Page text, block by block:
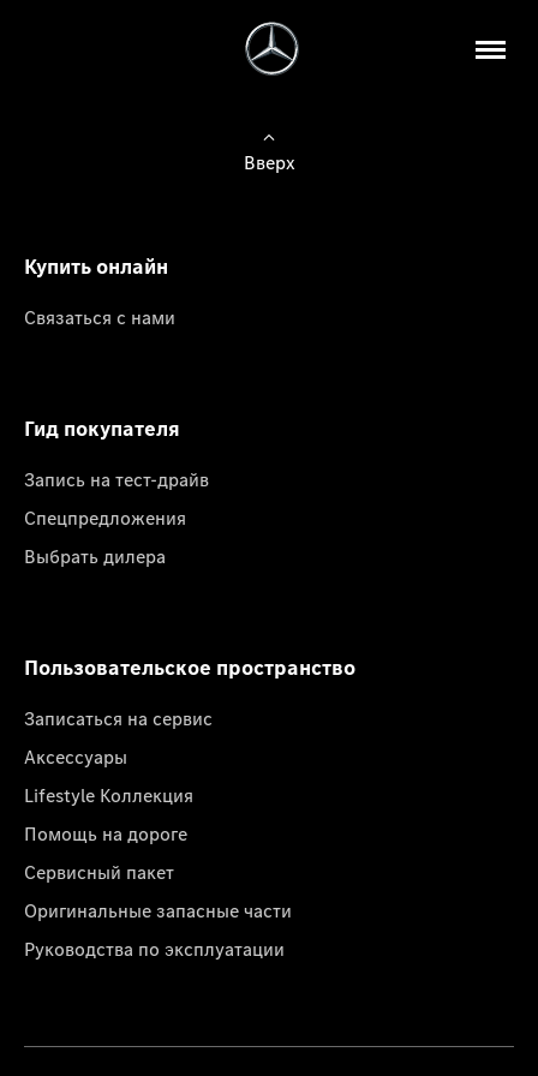
Вверх
Купить онлайн
Связаться с нами
Гид покупателя
Запись на тест-драйв
Спецпредложения
Выбрать дилера
Пользовательское пространство
Записаться на сервис
Аксессуары
Lifestyle Коллекция
Помощь на дороге
Сервисный пакет
Оригинальные запасные части
Руководства по эксплуатации